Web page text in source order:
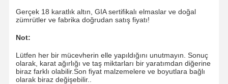
Gerçek 18 karatlık altın, GIA sertifikalı elmaslar ve doğal
zümrütler ve fabrika doğrudan satış fiyatı!
Not:
Lütfen her bir mücevherin elle yapıldığını unutmayın. Sonuç
olarak, karat ağırlığı ve taş miktarları bir yaratımdan diğerine
biraz farklı olabilir.Son fiyat malzemelere ve boyutlara bağlı
olarak biraz değişebilir..